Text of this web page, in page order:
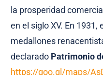
la prosperidad
en el siglo XV. En 1931,
medallones
declarado Patrimonio
https://goo.gl/maps/